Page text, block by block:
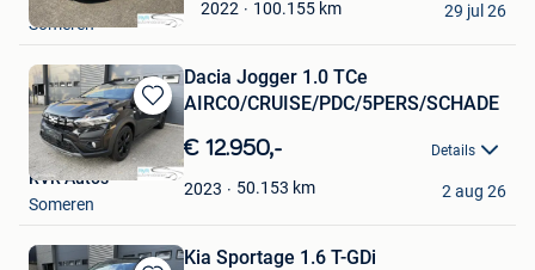
Mijn
Favorieten
2022 100.155 km
Someren
29 jul 26
Bewaren
in
Mijn
Favorieten
Dacia Jogger 1.0 TCe
AIRCO/CRUISE/PDC/5PERS/SCHADE
€ 12.950,- Details
2023 50.153 km
RVR Auto's
Someren
2 aug 26
Kia Sportage 1.6 T-GDi